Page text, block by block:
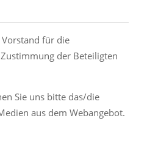
für die
der Beteiligten
Sie uns bitte das/die
aus dem Webangebot.